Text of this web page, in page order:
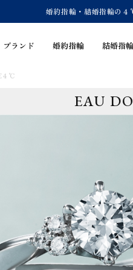
婚約指輪・結婚指輪の
ブランド 婚約指輪 結婚指輪
４℃
EAU